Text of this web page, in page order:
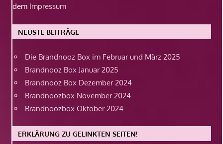
dem Impressum
NEUSTE BEITRÄGE
Die Brandnooz Box im Februar und März 2025
Brandnooz Box Januar 2025
Brandnooz Box Dezember 2024
Brandnoozbox November 2024
Brandnoozbox Oktober 2024
ERKLÄRUNG ZU GELINKTEN SEITEN!